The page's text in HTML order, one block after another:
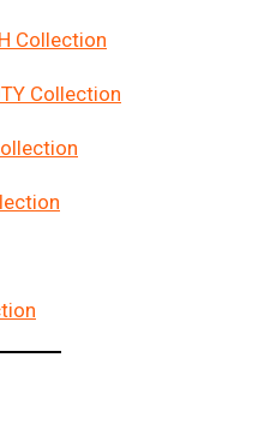
Collection
Collection